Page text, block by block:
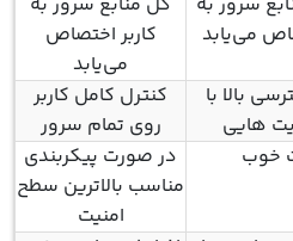
می‌یابد
کاربر اختصاص
می‌یابد
بالا با
هایی
کنترل کامل کاربر
روی تمام سرور
خوب
در صورت پیکربندی
مناسب بالاترین سطح
امنیت